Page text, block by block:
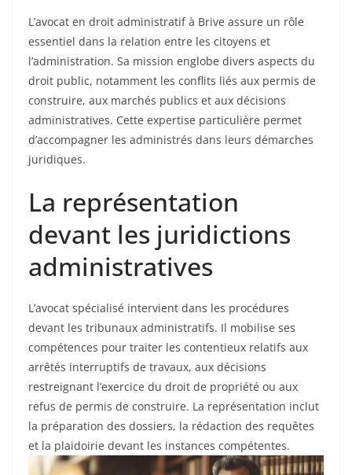
L’avocat en droit administratif à Brive assure un rôle
essentiel dans la relation entre les citoyens et
l’administration. Sa mission englobe divers aspects du
droit public, notamment les conflits liés aux permis de
construire, aux marchés publics et aux décisions
administratives. Cette expertise particulière permet
d’accompagner les administrés dans leurs démarches
juridiques.
La représentation
devant les juridictions
administratives
L’avocat spécialisé intervient dans les procédures
devant les tribunaux administratifs. Il mobilise ses
compétences pour traiter les contentieux relatifs aux
arrêtés interruptifs de travaux, aux décisions
restreignant l’exercice du droit de propriété ou aux
refus de permis de construire. La représentation inclut
la préparation des dossiers, la rédaction des requêtes
et la plaidoirie devant les instances compétentes.